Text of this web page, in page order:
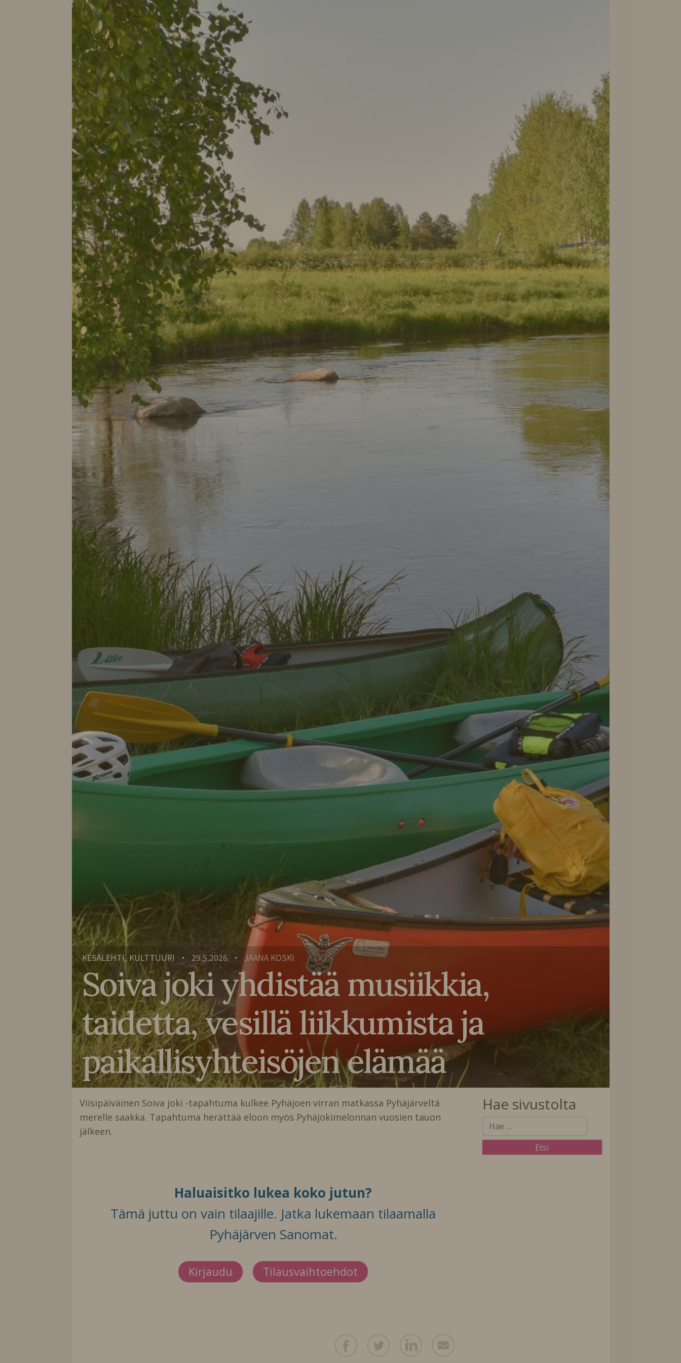
KESÄLEHTI, KULTTUURI • 29.5.2026 • JAANA KOSKI
Soiva joki yhdistää musiikkia,
taidetta, vesillä liikkumista ja
paikallisyhteisöjen elämää
Viisipäiväinen Soiva joki -tapahtuma kulkee Pyhäjoen virran matkassa Pyhäjärveltä
merelle saakka. Tapahtuma herättää eloon myös Pyhäjokimelonnan vuosien tauon
jälkeen.
Haluaisitko lukea koko jutun?
Tämä juttu on vain tilaajille. Jatka lukemaan tilaamalla
Pyhäjärven Sanomat.
Kirjaudu Tilausvaihtoehdot
Hae sivustolta